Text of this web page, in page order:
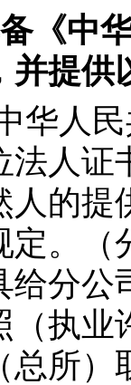
《中
并提供
华人
法人证
人的提
定。
给分公
（执业
总所）